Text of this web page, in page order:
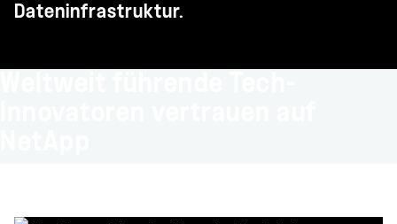
Dateninfrastruktur.